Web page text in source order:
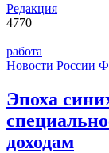
Редакция
4770
работа
Новости России
Эпоха
доходам